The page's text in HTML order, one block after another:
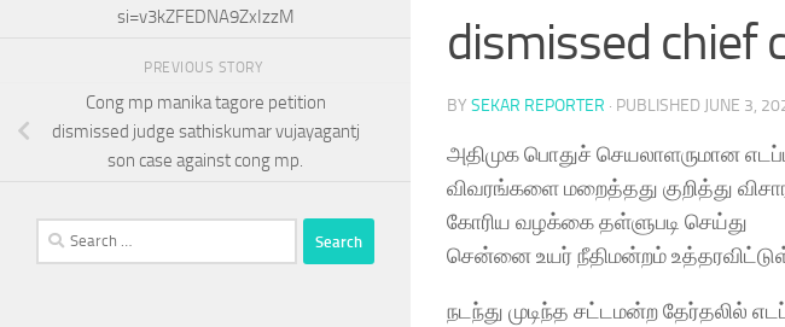
dismissed chief
BY SEKAR REPORTER · PUBLISHED JUNE 3,
அதிமுக பொதுச் செயலாளருமான
விவரங்களை மறைத்தது குறித்து
கோரிய வழக்கை தள்ளுபடி செய்து
சென்னை உயர் நீதிமன்றம்
நடந்து முடிந்த சட்டமன்ற தேர்தலில்
si=v3kZFEDNA9ZxIzzM
PREVIOUS STORY
Cong mp manika tagore petition
dismissed judge sathiskumar vujayagantj
son case against cong mp.
Search
for: